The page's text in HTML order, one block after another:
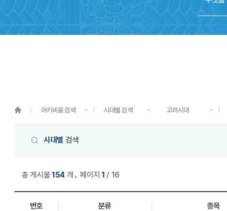
지역별 검색
시대별 검색
동영상
음원
아키비움 검색 시대별 검색 고려시대
시대별 검색
총 게시물154 개 ,페이지 1 / 16
상세정보 관리 목록
번호 분류 종목